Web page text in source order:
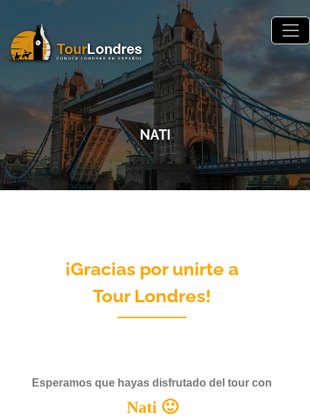
NATI
¡Gracias por unirte a
Tour Londres!
Esperamos que hayas disfrutado del tour con
Nati 🙂